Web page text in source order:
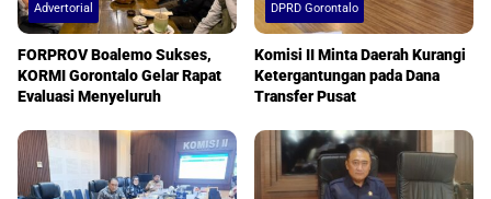
Advertorial
FORPROV Boalemo Sukses,
KORMI Gorontalo Gelar Rapat
Evaluasi Menyeluruh
DPRD Gorontalo
Komisi II Minta Daerah Kurangi
Ketergantungan pada Dana
Transfer Pusat